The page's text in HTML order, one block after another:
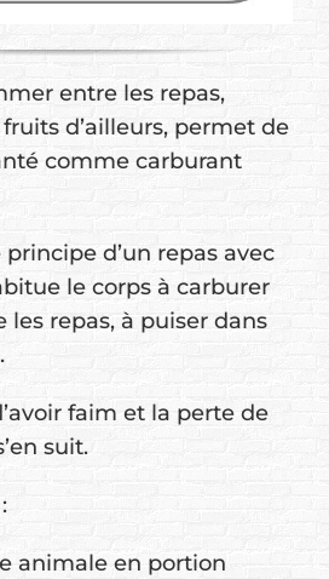
entre les repas,
d’ailleurs, permet de
comme carburant
d’un repas avec
le corps à carburer
les repas, à puiser dans
faim et la perte de
suit.
animale en portion